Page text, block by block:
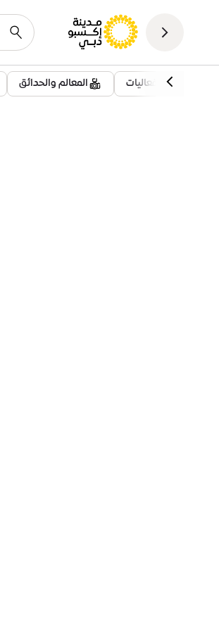
فعاليات المعالم والحدائق